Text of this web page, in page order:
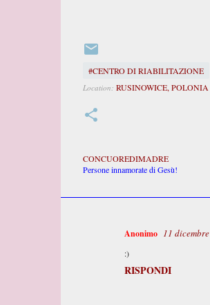
#CENTRO DI RIABILITAZIONE
Location: RUSINOWICE, POLONIA
CONCUOREDIMADRE
Persone innamorate di Gesù!
Anonimo 11
:)
RISPONDI